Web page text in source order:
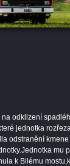
odklizení
jednotka
odstranění kmene
mu
k Bilému